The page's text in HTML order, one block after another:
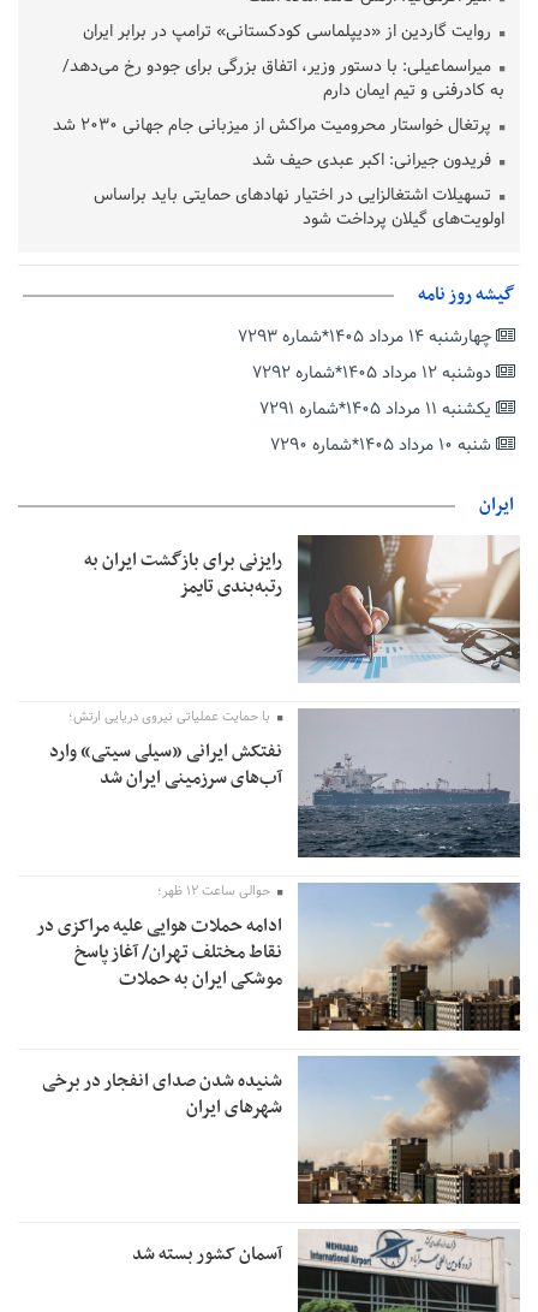
روایت گاردین از «دیپلماسی کودکستانی» ترامپ در برابر ایران
میراسماعیلی: با دستور وزیر، اتفاق بزرگی برای جودو رخ می‌دهد/
به کادرفنی و تیم ایمان دارم
پرتغال خواستار محرومیت مراکش از میزبانی جام جهانی ۲۰۳۰ شد
فریدون جیرانی: اکبر عبدی حیف شد
تسهیلات اشتغالزایی در اختیار نهادهای حمایتی باید براساس
اولویت‌های گیلان پرداخت شود
دفتر رهبر انقلاب: مطالب خارج از مراجع رسمی فاقد سندیت است
بقائی: فضای مذاکرات فنی و سیاسی ایران و عمان درباره تنگه هرمز،
مثبت است
رئیس سازمان جهاد کشاورزی استان: کشاورزان گیلان نسبت به
دریافت یارانه کود اقدام کنند
گیشه روز نامه
چهارشنبه ۱۴ مرداد ۱۴۰۵*شماره ۷۲۹۳
دوشنبه ۱۲ مرداد ۱۴۰۵*شماره ۷۲۹۲
یکشنبه ۱۱ مرداد ۱۴۰۵*شماره ۷۲۹۱
شنبه ۱۰ مرداد ۱۴۰۵*شماره ۷۲۹۰
ایران
رایزنی برای بازگشت ایران به
رتبه‌بندی تایمز
با حمایت عملیاتی نیروی دریایی ارتش؛
نفتکش ایرانی «سیلی سیتی» وارد
آب‌های سرزمینی ایران شد
حوالی ساعت ۱۲ ظهر؛
ادامه حملات هوایی علیه مراکزی در
نقاط مختلف تهران/ آغاز پاسخ
موشکی ایران به حملات
شنیده شدن صدای انفجار در برخی
شهرهای ایران
آسمان کشور بسته شد